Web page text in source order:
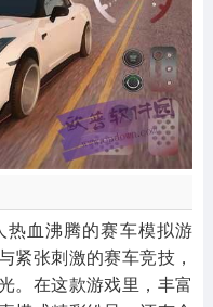
热血沸腾的赛车模拟游
紧张刺激的赛车竞技，
。在这款游戏里，丰富